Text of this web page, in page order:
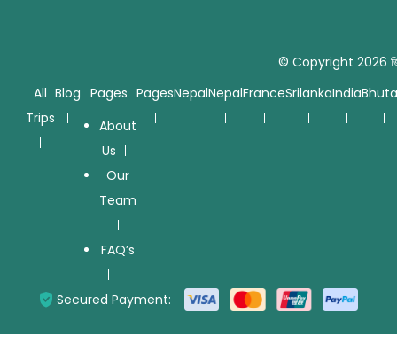
© Copyright 2026
All
Trips
Blog Pages
About
Us
Our
Team
FAQ’s
PagesNepalNepalFranceSrilankaIndia
Secured Payment: